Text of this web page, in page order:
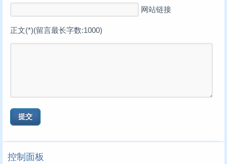
网站链接
正文(*)(留言最长字数:1000)
控制面板